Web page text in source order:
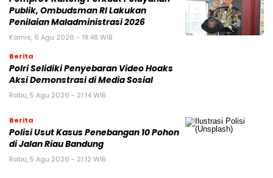
Publik, Ombudsman RI Lakukan
Penilaian Maladministrasi 2026
Kamis, 6 Agu 2026 - 19:48 WIB
Berita
Polri Selidiki Penyebaran Video Hoaks
Aksi Demonstrasi di Media Sosial
Rabu, 5 Agu 2026 - 21:14 WIB
Berita
Polisi Usut Kasus Penebangan 10 Pohon
di Jalan Riau Bandung
Rabu, 5 Agu 2026 - 21:12 WIB